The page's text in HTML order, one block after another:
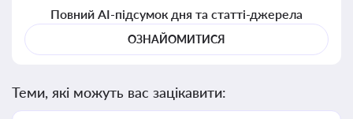
Повний AI-підсумок дня та статті-джерела
ОЗНАЙОМИТИСЯ
Теми, які можуть вас зацікавити: